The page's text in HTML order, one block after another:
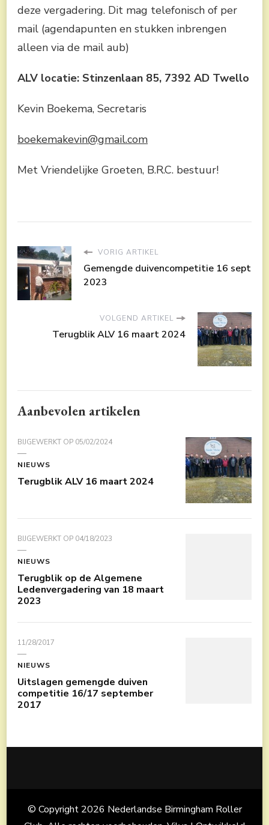
deze vergadering. Dit mag telefonisch of per
mail (agendapunten en stukken inbrengen
alleen via de mail aub)
ALV locatie: Stinzenlaan 85, 7392 AD Twello
Kevin Boekema, Secretaris
boekemakevin@gmail.com
Met Vriendelijke Groeten, B.R.C. bestuur!
VORIG ARTIKEL
Gemengde duivencompetitie 16 sept
2023
VOLGEND ARTIKEL
Terugblik ALV 16 maart 2024
Aanbevolen artikelen
BIJGEWERKT OP 05/02/2024
NIEUWS
Terugblik ALV 16 maart 2024
BIJGEWERKT OP 04/18/2023
NIEUWS
Terugblik op de Algemene
Ledenvergadering van 18 maart
2023
11/28/2017
NIEUWS
Uitslagen gemengde duiven
competitie 16/17 september
2017
© Copyright 2026 Nederlandse Birmingham Roller